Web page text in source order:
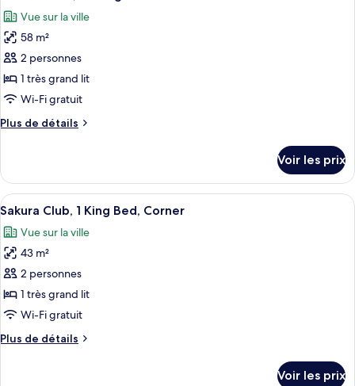
Bed
Sakura
Club,
King
Bed
toutes
les
photos
pour
ce
type
chambre :
très
grand
lit
Vue sur la ville
58 m²
2 personnes
1 très grand lit
Wi-Fi gratuit
Plus de détails
Plus
le
type
de
Suite
Studio,
très
grand
lit
Voir les prix
Afficher
toutes
les
photos
pour
ce
type
chambre :
Une chambre d’hôtel moderne
9
Sakura Club, 1 King Bed, Corner
Vue sur la ville
43 m²
2 personnes
1 très grand lit
Wi-Fi gratuit
Plus de détails
Plus
Voir les prix